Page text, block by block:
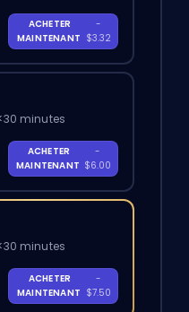
ACHETER
MAINTENANT
-
$3.32
minutes
ACHETER
MAINTENANT
-
$6.00
minutes
ACHETER
MAINTENANT
-
$7.50